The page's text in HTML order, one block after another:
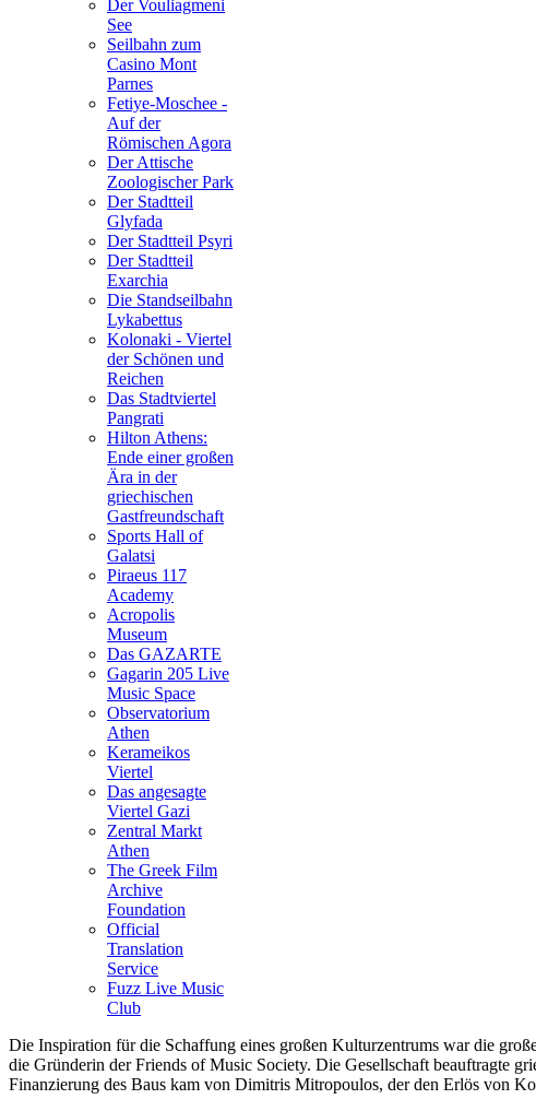
Der Vouliagmeni
See
Seilbahn zum
Casino Mont
Parnes
Fetiye-Moschee -
Auf der
Römischen Agora
Der Attische
Zoologischer Park
Der Stadtteil
Glyfada
Der Stadtteil Psyri
Der Stadtteil
Exarchia
Die Standseilbahn
Lykabettus
Kolonaki - Viertel
der Schönen und
Reichen
Das Stadtviertel
Pangrati
Hilton Athens:
Ende einer großen
Ära in der
griechischen
Gastfreundschaft
Sports Hall of
Galatsi
Piraeus 117
Academy
Acropolis
Museum
Das GAZARTE
Gagarin 205 Live
Music Space
Observatorium
Athen
Kerameikos
Viertel
Das angesagte
Viertel Gazi
Zentral Markt
Athen
The Greek Film
Archive
Foundation
Official
Translation
Service
Fuzz Live Music
Club
Die Inspiration für die Schaffung eines großen Kulturzentrums war die
die Gründerin der Friends of Music Society. Die Gesellschaft beauftragte
Finanzierung des Baus kam von Dimitris Mitropoulos, der den Erlös von